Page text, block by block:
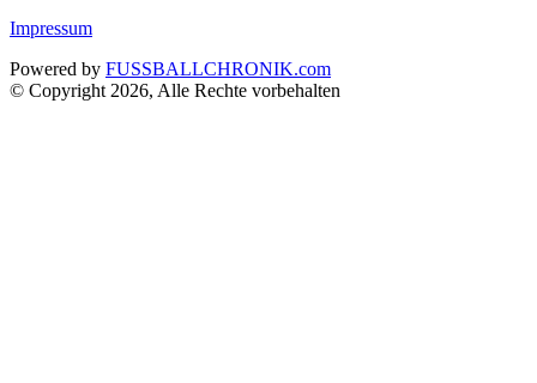
Impressum
Powered by FUSSBALLCHRONIK.com
© Copyright 2026, Alle Rechte vorbehalten